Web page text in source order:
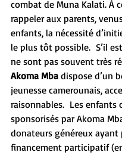
combat de Muna Kalati. À
rappeler aux parents,
enfants, la nécessité
le plus tôt possible.  S’il
ne sont pas souvent très
Akoma Mba dispose d’un
jeunesse camerounais,
raisonnables.  Les
sponsorisés par Akoma
donateurs généreux ayant
financement participatif